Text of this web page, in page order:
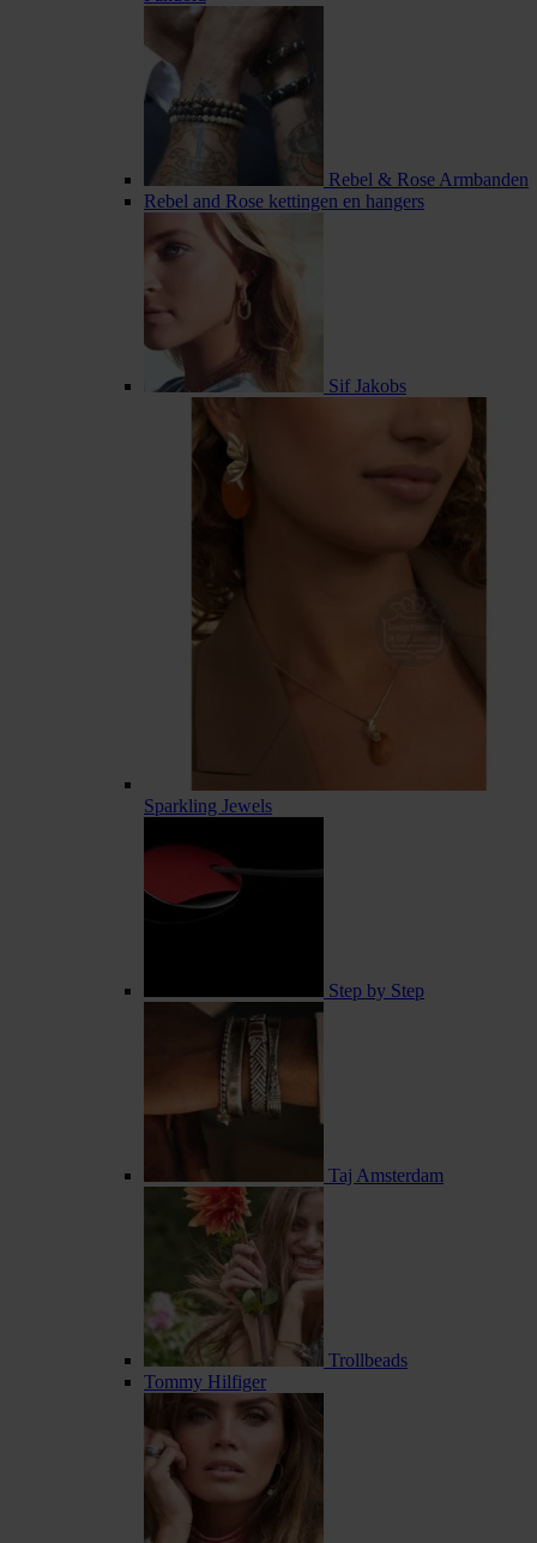
Rebel & Rose Armbanden
Rebel and Rose kettingen en hangers
Sif Jakobs
Sparkling Jewels
Step by Step
Taj Amsterdam
Trollbeads
Tommy Hilfiger